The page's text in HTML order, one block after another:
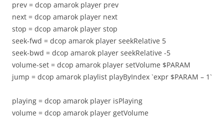
prev = dcop amarok player prev
next = dcop amarok player next
stop = dcop amarok player stop
seek-fwd = dcop amarok player seekRelative 5
seek-bwd = dcop amarok player seekRelative -5
volume-set = dcop amarok player setVolume $PARAM
jump = dcop amarok playlist playByIndex `expr $PARAM – 1`
playing = dcop amarok player isPlaying
volume = dcop amarok player getVolume